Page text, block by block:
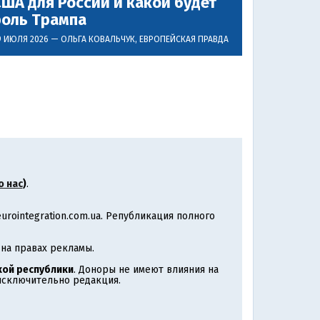
Трампа
ИЮЛЯ 2026 — ОЛЬГА КОВАЛЬЧУК, ЕВРОПЕЙСКАЯ ПРАВДА
нас).
Републикация полного
правах рекламы.
республики. Доноры не имеют влияния на
редакция.